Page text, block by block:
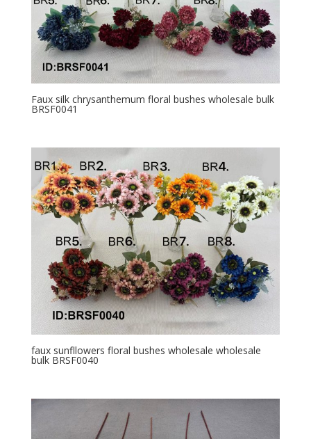
Faux silk chrysanthemum floral bushes wholesale bulk
BRSF0041
faux sunfllowers floral bushes wholesale wholesale
bulk BRSF0040